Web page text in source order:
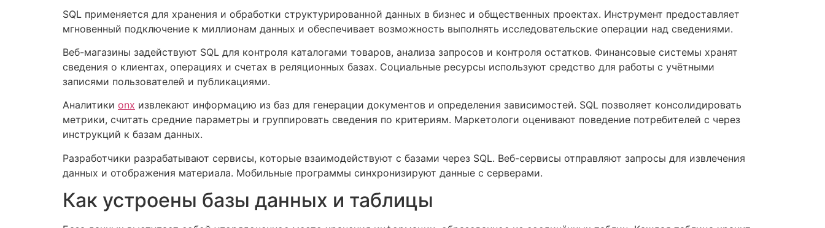
SQL применяется для хранения и обработки структурированной данных в бизнес и общественных проектах. Инструмент предоставляет
мгновенный подключение к миллионам данных и обеспечивает возможность выполнять исследовательские операции над сведениями.
Веб-магазины задействуют SQL для контроля каталогами товаров, анализа запросов и контроля остатков. Финансовые системы хранят
сведения о клиентах, операциях и счетах в реляционных базах. Социальные ресурсы используют средство для работы с учётными
записями пользователей и публикациями.
Аналитики onx извлекают информацию из баз для генерации документов и определения зависимостей. SQL позволяет консолидировать
метрики, считать средние параметры и группировать сведения по критериям. Маркетологи оценивают поведение потребителей с через
инструкций к базам данных.
Разработчики разрабатывают сервисы, которые взаимодействуют с базами через SQL. Веб-сервисы отправляют запросы для извлечения
данных и отображения материала. Мобильные программы синхронизируют данные с серверами.
Как устроены базы данных и таблицы